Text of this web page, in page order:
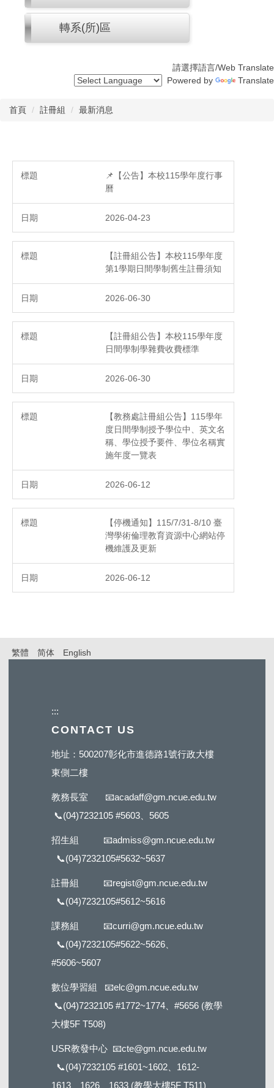
轉系(所)區
請選擇語言/Web Translate
Powered by
Translate
首頁 註冊組 最新消息
📌【公告】本校115學年度行事
曆
2026-04-23
【註冊組公告】本校115學年度
第1學期日間學制舊生註冊須知
2026-06-30
【註冊組公告】本校115學年度
日間學制學雜費收費標準
2026-06-30
【教務處註冊組公告】115學年
度日間學制授予學位中、英文名
稱、學位授予要件、學位名稱實
施年度一覽表
2026-06-12
【停機通知】115/7/31-8/10 臺
灣學術倫理教育資源中心網站停
機維護及更新
2026-06-12
繁體 简体 English
:::
CONTACT US
地址：500207彰化市進德路1號行政大樓
東側二樓
教務長室 📧acadaff@gm.ncue.edu.tw
📞(04)7232105 #5603 、5605
招生組 📧admiss@gm.ncue.edu.tw
📞(04)7232105#5632~5637
註冊組 📧regist@gm.ncue.edu.tw
📞(04)7232105#5612~5616
課務組 📧curri@gm.ncue.edu.tw
📞(04)7232105#5622~5626、
#5606~5607
數位學習組 📧elc@gm.ncue.edu.tw
📞(04)7232105 #1772~1774、#5656 (教學
大樓5F T508)
USR教發中心 📧cte@gm.ncue.edu.tw
📞(04)7232105 #1601~1602、1612-
1613、1626、1633 (教學大樓5F T511)